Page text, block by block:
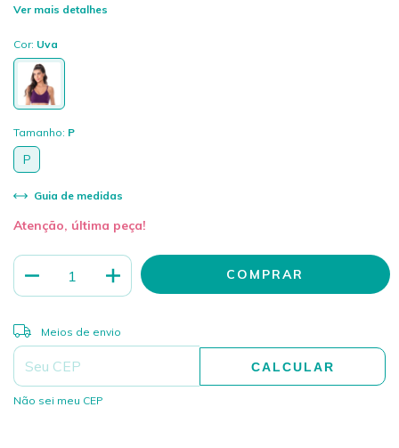
Ver mais detalhes
Cor: Uva
Tamanho: P
P
Guia de medidas
Atenção, última peça!
Entregas para o CEP:
Meios de envio
CALCULAR
Não sei meu CEP